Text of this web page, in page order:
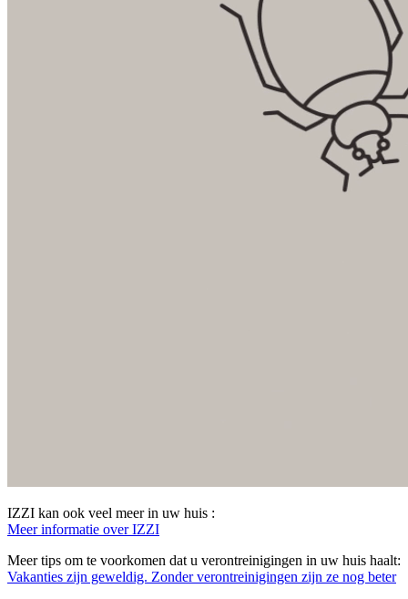
IZZI kan ook veel meer in uw huis :
Meer informatie over IZZI
Meer tips om te voorkomen dat u verontreinigingen in uw huis haalt:
Vakanties zijn geweldig. Zonder verontreinigingen zijn ze nog beter